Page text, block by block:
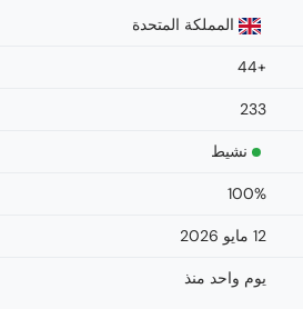
المملكة المتحدة
+44
233
نشيط
100%
12 مايو 2026
يوم واحد منذ